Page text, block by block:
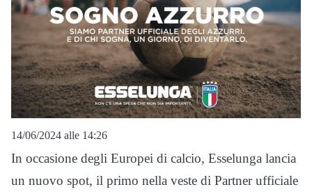
14/06/2024 alle 14:26
In occasione degli Europei di calcio, Esselunga lancia
un nuovo spot, il primo nella veste di Partner ufficiale